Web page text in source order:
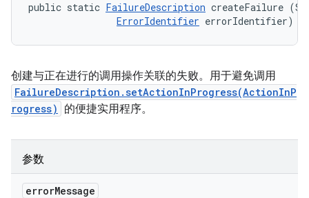
public static FailureDescription createFailure
ErrorIdentifier errorIdentifier)
创建与正在进行的调用操作关联的失败。用于避免调用
FailureDescription.setActionInProgress(ActionInP
rogress)
的便捷实用程序。
参数
errorMessage